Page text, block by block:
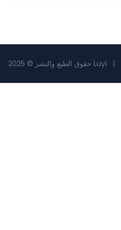
حقوق الطبع والنشر © 2025 Luyi |